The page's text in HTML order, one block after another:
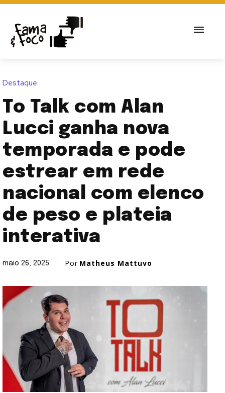
Destaque
To Talk com Alan
Lucci ganha nova
temporada e pode
estrear em rede
nacional com elenco
de peso e plateia
interativa
maio 26, 2025 Por Matheus Mattuvo